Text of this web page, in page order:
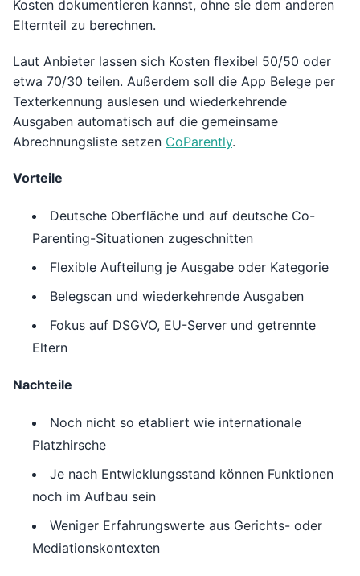
Kosten dokumentieren kannst, ohne sie dem anderen
Elternteil zu berechnen.
Laut Anbieter lassen sich Kosten flexibel 50/50 oder
etwa 70/30 teilen. Außerdem soll die App Belege per
Texterkennung auslesen und wiederkehrende
Ausgaben automatisch auf die gemeinsame
Abrechnungsliste setzen CoParently.
Vorteile
Deutsche Oberfläche und auf deutsche Co-
Parenting-Situationen zugeschnitten
Flexible Aufteilung je Ausgabe oder Kategorie
Belegscan und wiederkehrende Ausgaben
Fokus auf DSGVO, EU-Server und getrennte
Eltern
Nachteile
Noch nicht so etabliert wie internationale
Platzhirsche
Je nach Entwicklungsstand können Funktionen
noch im Aufbau sein
Weniger Erfahrungswerte aus Gerichts- oder
Mediationskontexten